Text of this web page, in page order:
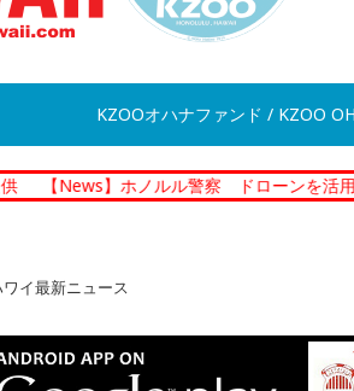
KZOOオハナファンド / KZOO
】ホノルル警察 ドローンを活用した捜査プ
イ最新ニュース